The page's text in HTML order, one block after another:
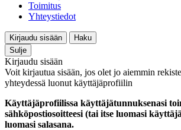
Toimitus
Yhteystiedot
Kirjaudu sisään
Haku
Sulje
Kirjaudu sisään
Voit kirjautua sisään, jos olet jo aiemmin
yhteydessä luonut käyttäjäprofiilin
Käyttäjäprofiilissa käyttäjätunnuksenasi
sähköpostiosoitteesi (tai itse luomasi
luomasi salasana.